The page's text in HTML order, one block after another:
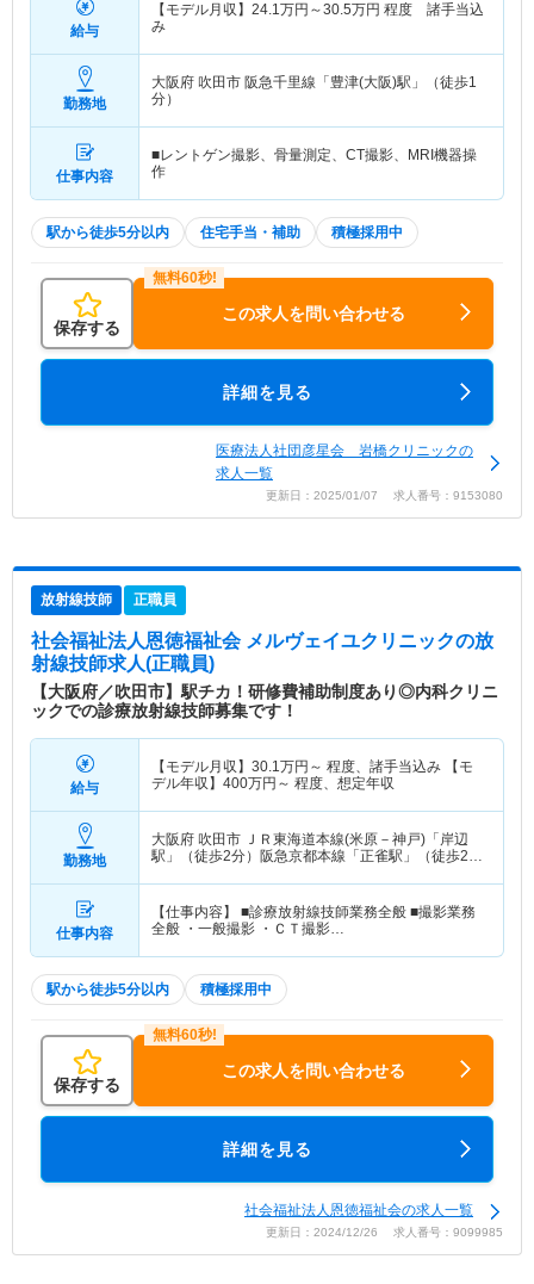
給与
【モデル月収】 24.1万円～30.5万円 程度 諸手当込
み
勤務地
大阪府 吹田市 阪急千里線「豊津(大阪)駅」（徒歩1
分）
仕事内容
■レントゲン撮影、骨量測定、CT撮影、MRI機器操
作
駅から徒歩5分以内 住宅手当・補助 積極採用中
保存する
この求人を問い合わせる
詳細を見る
医療法人社団彦星会 岩橋クリニックの
求人一覧
更新日：2025/01/07 求人番号：9153080
放射線技師 正職員
社会福祉法人恩徳福祉会 メルヴェイユクリニックの放
射線技師求人(正職員)
【大阪府／吹田市】駅チカ！研修費補助制度あり◎内科クリニ
ックでの診療放射線技師募集です！
給与
【モデル月収】 30.1万円～ 程度、諸手当込み 【モ
デル年収】 400万円～ 程度、想定年収
勤務地
大阪府 吹田市 ＪＲ東海道本線(米原－神戸)「岸辺
駅」（徒歩2分）阪急京都本線「正雀駅」（徒歩2
仕事内容
【仕事内容】 ■診療放射線技師業務全般 ■撮影業務
全般 ・一般撮影 ・ＣＴ撮影…
駅から徒歩5分以内 積極採用中
保存する
この求人を問い合わせる
詳細を見る
社会福祉法人恩徳福祉会の求人一覧
更新日：2024/12/26 求人番号：9099985